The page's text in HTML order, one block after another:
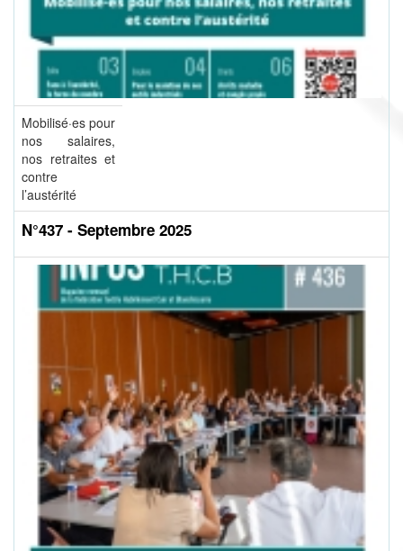
Mobilisé·es pour
nos salaires,
nos retraites et
contre
l’austérité
N°437 - Septembre 2025